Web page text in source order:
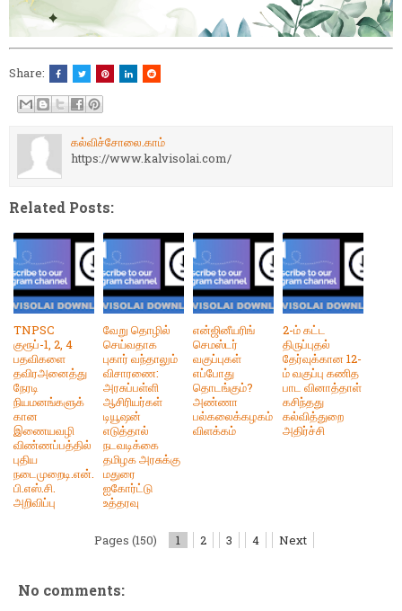
Share:
கல்விச்சோலை.காம்
https://www.kalvisolai.com/
Related Posts:
TNPSC
குரூப்-1, 2, 4
பதவிகளை
தவிரஅனைத்து
நேரடி
நியமனங்களுக்
கான
இணையவழி
விண்ணப்பத்தில்
புதிய
நடைமுறைடி.என்.
பி.எஸ்.சி.
அறிவிப்பு
வேறு தொழில்
செய்வதாக
புகார் வந்தாலும்
விசாரணை:
அரசுப்பள்ளி
ஆசிரியர்கள்
டியூஷன்
எடுத்தால்
நடவடிக்கை
தமிழக அரசுக்கு
மதுரை
ஐகோர்ட்டு
உத்தரவு
என்ஜினீயரிங்
செமஸ்டர்
வகுப்புகள்
எப்போது
தொடங்கும்?
அண்ணா
பல்கலைக்கழகம்
விளக்கம்
2-ம் கட்ட
திருப்புதல்
தேர்வுக்கான 12-
ம் வகுப்பு கணித
பாட வினாத்தாள்
கசிந்தது
கல்வித்துறை
அதிர்ச்சி
Pages (150) 1 2 3 4 Next
No comments: